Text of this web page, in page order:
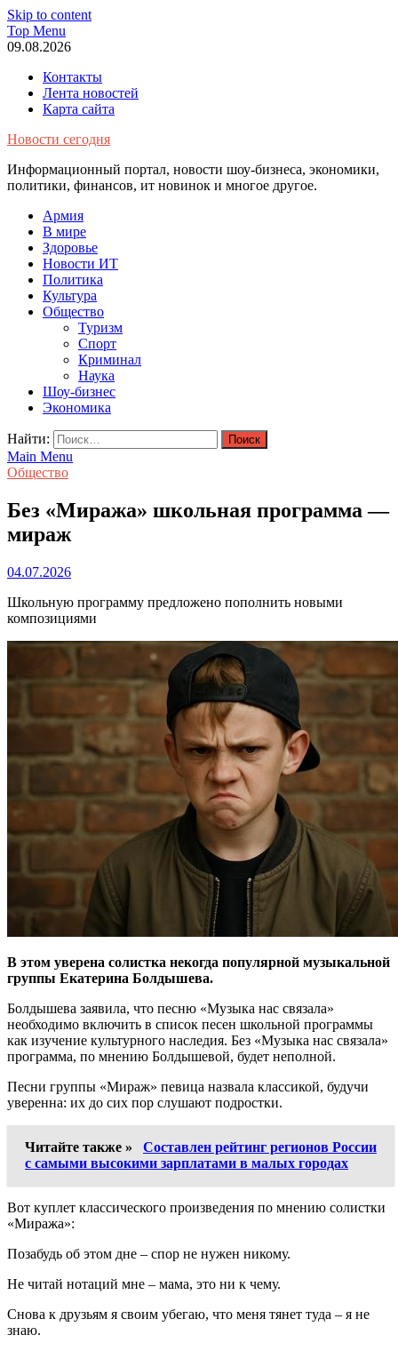
Skip to content
Top Menu
09.08.2026
Контакты
Лента новостей
Карта сайта
Новости сегодня
Информационный портал, новости шоу-бизнеса, экономики,
политики, финансов, ит новинок и многое другое.
Армия
В мире
Здоровье
Новости ИТ
Политика
Культура
Общество
Туризм
Спорт
Криминал
Наука
Шоу-бизнес
Экономика
Найти:
Main Menu
Общество
Без «Миража» школьная программа —
мираж
04.07.2026
Школьную программу предложено пополнить новыми
композициями
В этом уверена солистка некогда популярной музыкальной
группы Екатерина Болдышева.
Болдышева заявила, что песню «Музыка нас связала»
необходимо включить в список песен школьной программы
как изучение культурного наследия. Без «Музыка нас связала»
программа, по мнению Болдышевой, будет неполной.
Песни группы «Мираж» певица назвала классикой, будучи
уверенна: их до сих пор слушают подростки.
Читайте также »
Составлен рейтинг регионов России
с самыми высокими зарплатами в малых городах
Вот куплет классического произведения по мнению солистки
«Миража»:
Позабудь об этом дне – спор не нужен никому.
Не читай нотаций мне – мама, это ни к чему.
Снова к друзьям я своим убегаю, что меня тянет туда – я не
знаю.